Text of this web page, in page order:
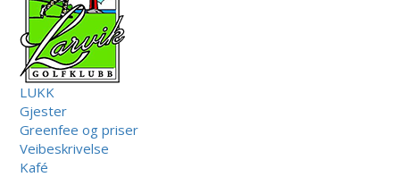
LUKK
Gjester
Greenfee og priser
Veibeskrivelse
Kafé